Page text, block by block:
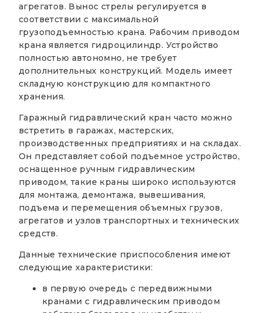
агрегатов. Вынос стрелы регулируется в
соответствии с максимальной
грузоподъемностью крана. Рабочим приводом
крана является гидроцилиндр. Устройство
полностью автономно, не требует
дополнительных конструкций. Модель имеет
складную конструкцию для компактного
хранения.
Гаражный гидравлический кран часто можно
встретить в гаражах, мастерских,
производственных предприятиях и на складах.
Он представляет собой подъемное устройство,
оснащенное ручным гидравлическим
приводом, такие краны широко используются
для монтажа, демонтажа, вывешивания,
подъема и перемещения объемных грузов,
агрегатов и узлов транспортных и технических
средств.
Данные технические приспособления имеют
следующие характеристики:
в первую очередь с передвижными
кранами с гидравлическим приводом